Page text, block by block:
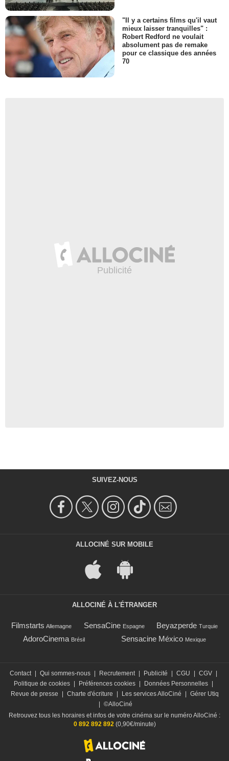
"Il y a certains films qu'il vaut
mieux laisser tranquilles" :
Robert Redford ne voulait
absolument pas de remake
pour ce classique des années
70
SUIVEZ-NOUS
ALLOCINÉ SUR MOBILE
ALLOCINÉ À L'ÉTRANGER
Filmstarts Allemagne SensaCine Espagne Beyazperde Turquie
AdoroCinema Brésil Sensacine México Mexique
Contact Qui sommes-nous Recrutement Publicité CGU CGV
Politique de cookies
Préférences cookies Données Personnelles
Revue de presse
Charte d'écriture Les services AlloCiné
Gérer Utiq
©AlloCiné
Retrouvez tous les horaires et infos de votre cinéma sur le numéro AlloCiné :
0 892 892 892(0,90€/minute)